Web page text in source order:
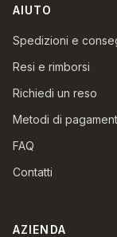
AIUTO
Spedizioni e
Resi e rimborsi
Richiedi un reso
Metodi di
FAQ
Contatti
AZIENDA